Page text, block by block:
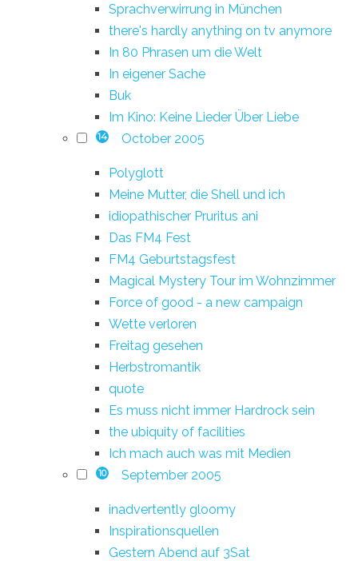
Sprachverwirrung in München
there's hardly anything on tv anymore
In 80 Phrasen um die Welt
In eigener Sache
Buk
Im Kino: Keine Lieder Über Liebe
14 October 2005
Polyglott
Meine Mutter, die Shell und ich
idiopathischer Pruritus ani
Das FM4 Fest
FM4 Geburtstagsfest
Magical Mystery Tour im Wohnzimmer
Force of good - a new campaign
Wette verloren
Freitag gesehen
Herbstromantik
quote
Es muss nicht immer Hardrock sein
the ubiquity of facilities
Ich mach auch was mit Medien
10 September 2005
inadvertently gloomy
Inspirationsquellen
Gestern Abend auf 3Sat